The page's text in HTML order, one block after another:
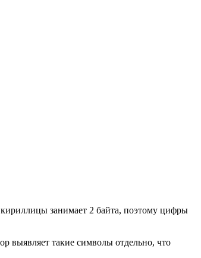
занимает 2 байта, поэтому цифры
выявляет такие символы отдельно, что